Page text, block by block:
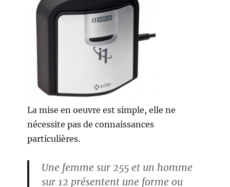
La mise en oeuvre est simple, elle ne
nécessite pas de connaissances
particulières.
Une femme sur 255 et un homme
sur 12 présentent une forme ou